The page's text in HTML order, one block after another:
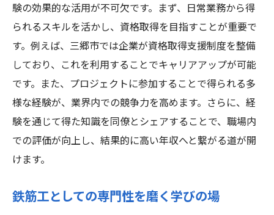
験の効果的な活用が不可欠です。まず、日常業務から得
られるスキルを活かし、資格取得を目指すことが重要で
す。例えば、三郷市では企業が資格取得支援制度を整備
しており、これを利用することでキャリアアップが可能
です。また、プロジェクトに参加することで得られる多
様な経験が、業界内での競争力を高めます。さらに、経
験を通じて得た知識を同僚とシェアすることで、職場内
での評価が向上し、結果的に高い年収へと繋がる道が開
けます。
鉄筋工としての専門性を磨く学びの場